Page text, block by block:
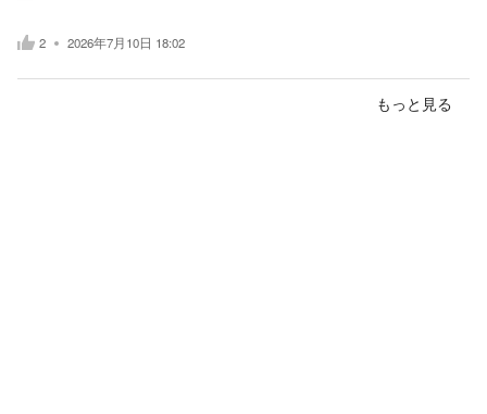
2 2026年7月10日 18:02
もっと見る